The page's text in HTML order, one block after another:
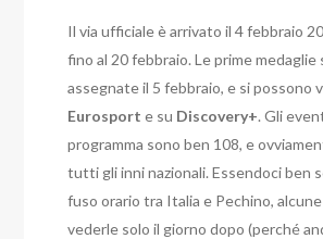
Il via ufficiale è arrivato il 4 febbraio
fino al 20 febbraio. Le prime
assegnate il 5 febbraio, e si possono
Eurosport e su Discovery+. Gli
programma sono ben 108, e
tutti gli inni nazionali.Essendoci ben
fuso orario tra Italia e Pechino,
vederle solo il giorno dopo (perché